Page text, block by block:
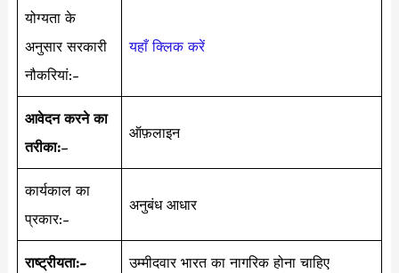
योग्यता के
अनुसार सरकारी
नौकरियां:-
यहाँ क्लिक करें
आवेदन करने का
तरीका:–
ऑफ़लाइन
कार्यकाल का
प्रकार:-
अनुबंध आधार
राष्ट्रीयता:- उम्मीदवार भारत का नागरिक होना चाहिए